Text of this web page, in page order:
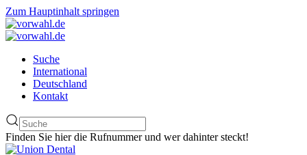
Zum Hauptinhalt springen
Suche
International
Deutschland
Kontakt
Finden Sie hier die Rufnummer und wer dahinter steckt!